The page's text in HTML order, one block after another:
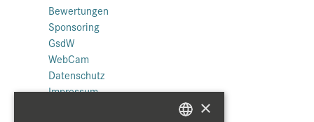
Bewertungen
Sponsoring
GsdW
WebCam
Datenschutz
Impressum
×